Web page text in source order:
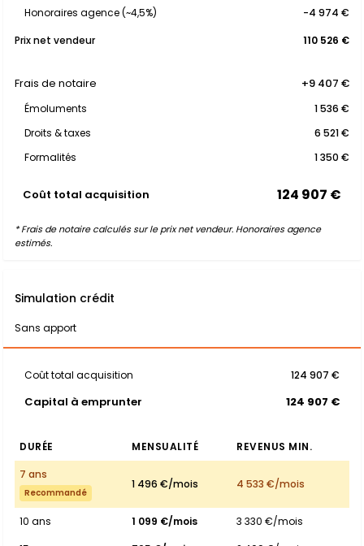
Honoraires agence (~4,5%)
-4 974 €
Prix net vendeur
110 526 €
Frais de notaire +9 407 €
Émoluments
1 536 €
Droits & taxes
6 521 €
Formalités
1 350 €
Coût total acquisition 124 907 €
* Frais de notaire calculés sur le prix net vendeur. Honoraires agence
estimés.
Simulation crédit
Sans apport
Coût total acquisition 124 907 €
Capital à emprunter 124 907 €
DURÉE MENSUALITÉ
REVENUS MIN.
7 ans
Recommandé
1 496 €/mois 4 533 €/mois
10 ans 1 099 €/mois
3 330 €/mois